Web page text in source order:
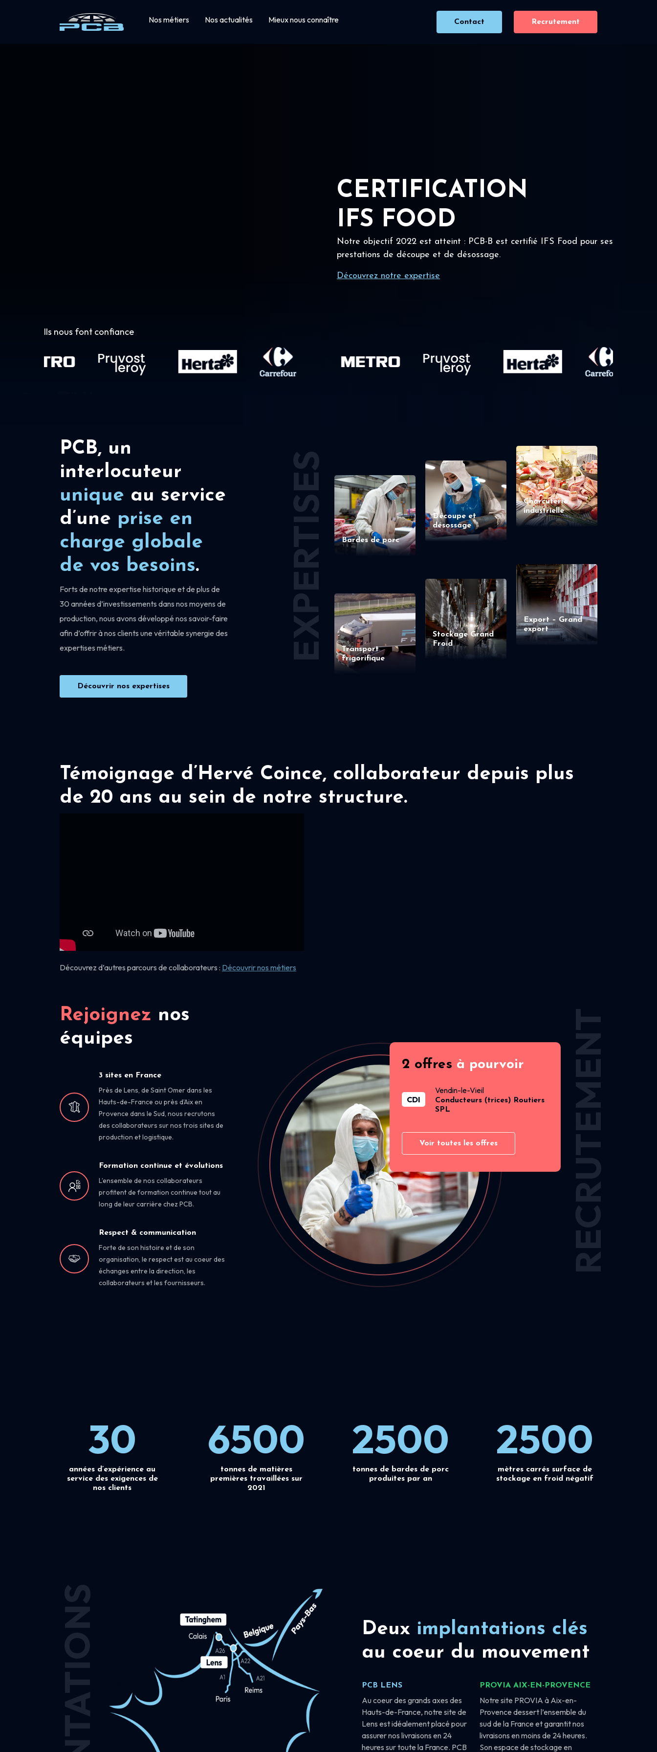
Nos métiers Nos actualités Mieux nous connaître Contact Recrutement
CERTIFICATION
IFS FOOD
Notre objectif 2022 est atteint : PCB-B est certifié IFS Food pour ses
prestations de découpe et de désossage.
Découvrez notre expertise
Ils nous font confiance
PCB, un
interlocuteur
unique au service
d’une prise en
charge globale
de vos besoins.
Forts de notre expertise historique et de plus de
30 années d’investissements dans nos moyens de
production, nous avons développé nos savoir-faire
afin d’offrir à nos clients une véritable synergie des
expertises métiers.
Découvrir nos expertises
EXPERTISES Bardes de porc
Découpe et
désossage
Charcuterie
industrielle
Transport
frigorifique
Stockage Grand
Froid
Export – Grand
export
Témoignage d’Hervé Coince, collaborateur depuis plus
de 20 ans au sein de notre structure.
Découvrez d’autres parcours de collaborateurs : Découvrir nos métiers
Rejoignez nos
équipes
3 sites en France
Près de Lens, de Saint Omer dans les
Hauts-de-France ou près d’Aix en
Provence dans le Sud, nous recrutons
des collaborateurs sur nos trois sites de
production et logistique.
Formation continue et évolutions
L’ensemble de nos collaborateurs
profitent de formation continue tout au
long de leur carrière chez PCB.
Respect & communication
Forte de son histoire et de son
organisation, le respect est au coeur des
échanges entre la direction, les
collaborateurs et les fournisseurs.
2 offres à pourvoir
CDI
Vendin-le-Vieil
Conducteurs (trices) Routiers
SPL
Voir toutes les offres RECRUTEMENT
30
années d’expérience au
service des exigences de
nos clients
6500
tonnes de matières
premières travaillées sur
2021
2500
tonnes de bardes de porc
produites par an
2500
mètres carrés surface de
stockage en froid négatif
Deux implantations clés
au coeur du mouvement
PCB LENS
Au coeur des grands axes des
Hauts-de-France, notre site de
Lens est idéalement placé pour
assurer nos livraisons en 24
heures sur toute la France. PCB
PROVIA AIX-EN-PROVENCE
Notre site PROVIA à Aix-en-
Provence dessert l’ensemble du
sud de la France et garantit nos
livraisons en moins de 24 heures.
Son espace de stockage en